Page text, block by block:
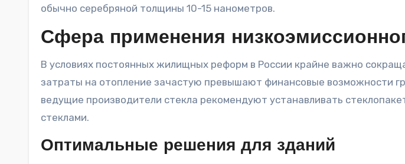
обычно серебряной толщины 10-15 нанометров.
Сфера применения
В условиях постоянных жилищных реформ в России крайне важно
затраты на отопление зачастую превышают финансовые возможности
ведущие производители стекла рекомендуют устанавливать
стеклами.
Оптимальные решения для зданий